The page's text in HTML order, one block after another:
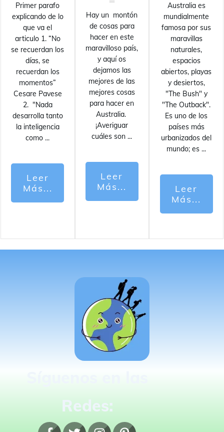
Primer parafo
explicando de lo
que va el
articulo 1. “No
se recuerdan los
días, se
recuerdan los
momentos”
Cesare Pavese
2. "Nada
desarrolla tanto
la inteligencia
como ...
Leer
Más...
Hay un montón
de cosas para
hacer en este
maravilloso país,
y aquí os
dejamos las
mejores de las
mejores cosas
para hacer en
Australia.
¡Averiguar
cuáles son ...
Leer
Más...
Australia es
mundialmente
famosa por sus
maravillas
naturales,
espacios
abiertos, playas
y desiertos,
"The Bush" y
"The Outback".
Es uno de los
países más
urbanizados del
mundo; es ...
Leer
Más...
Redes: